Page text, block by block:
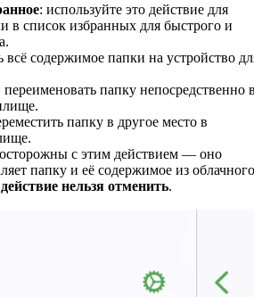
: используйте это действие для
в список избранных для быстрого и
всё содержимое папки на устройство
переименовать папку непосредственно
папку в другое место в
осторожны с этим действием — оно
папку и её содержимое из облачного
нельзя отменить.